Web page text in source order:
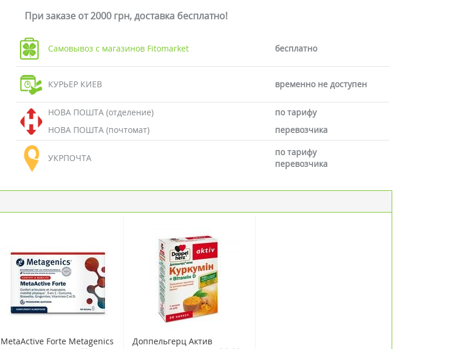
При заказе от 2000 грн, доставка бесплатно!
Самовывоз с магазинов Fitomarket бесплатно
КУРЬЕР КИЕВ временно не доступен
НОВА ПОШТА (отделение)
по тарифу
НОВА ПОШТА (почтомат)
перевозчика
УКРПОЧТА
по тарифу
перевозчика
MetaActive Forte Metagenics
Доппельгерц Актив